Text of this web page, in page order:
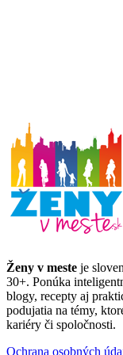
Ženy v meste je
30+. Ponúka
blogy, recepty aj
podujatia na témy,
kariéry či spoločnosti.
Ochrana osobných